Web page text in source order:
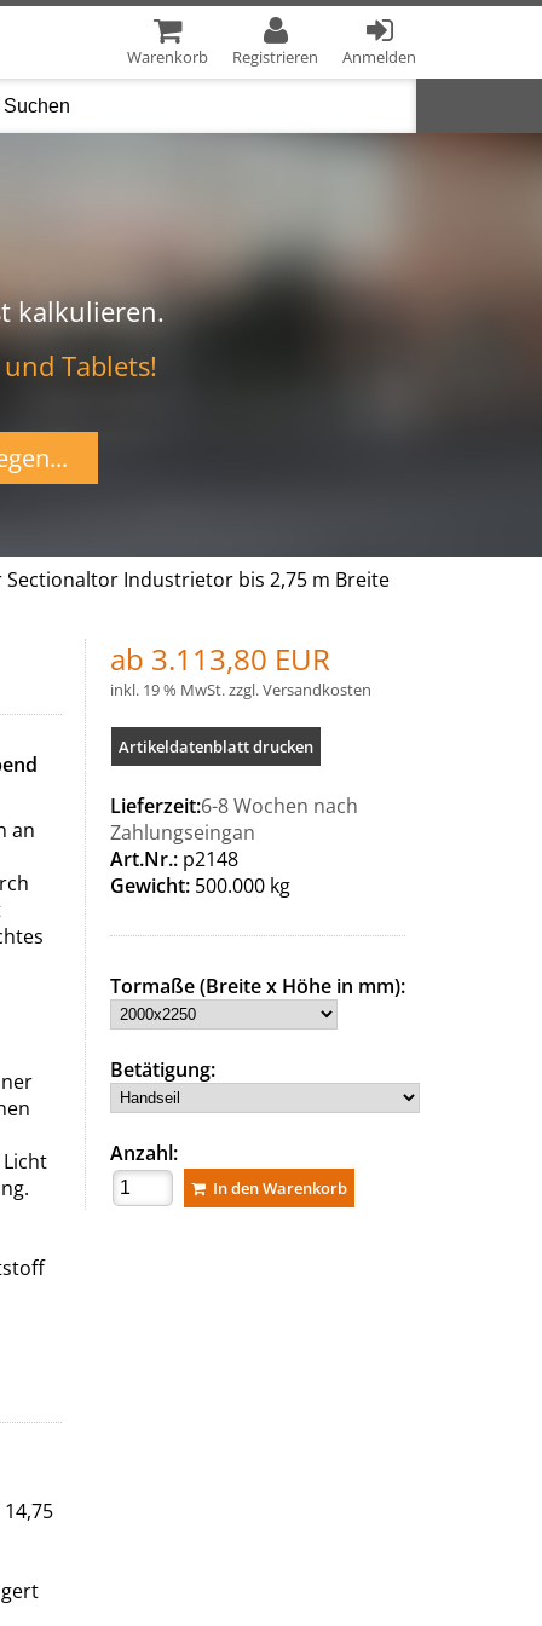
Warenkorb Registrieren Anmelden
kalkulieren.
Tablets!
Industrietor bis 2,75 m Breite
an
ab 3.113,80 EUR
inkl. 19 % MwSt. zzgl.Versandkosten
Artikeldatenblatt drucken
Lieferzeit:6-8 Wochen nach
Zahlungseingan
Art.Nr.:p2148
Gewicht:500.000 kg
Tormaße (Breite x Höhe in mm):
Betätigung:
Anzahl:
In den Warenkorb